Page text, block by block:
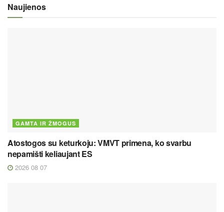
Naujienos
GAMTA IR ŽMOGUS
Atostogos su keturkoju: VMVT primena, ko svarbu
nepamišti keliaujant ES
2026 08 07